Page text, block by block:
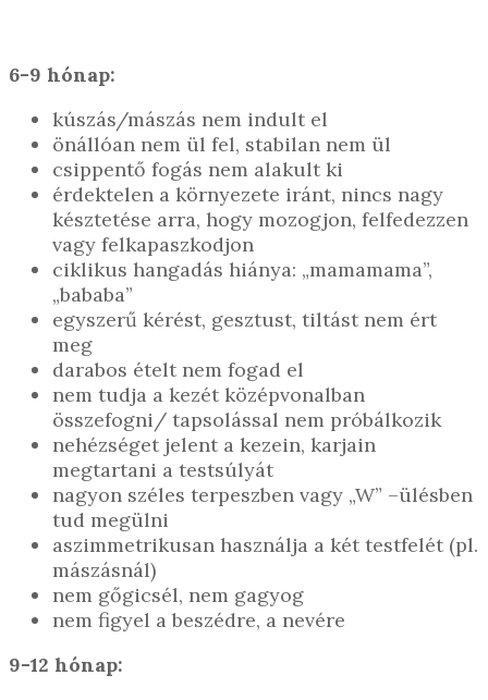
6-9 hónap:
kúszás/mászás nem indult el
önállóan nem ül fel, stabilan nem ül
csippentő fogás nem alakult ki
érdektelen a környezete iránt, nincs nagy
késztetése arra, hogy mozogjon, felfedezzen
vagy felkapaszkodjon
ciklikus hangadás hiánya: „mamamama”,
„bababa”
egyszerű kérést, gesztust, tiltást nem ért
meg
darabos ételt nem fogad el
nem tudja a kezét középvonalban
összefogni/ tapsolással nem próbálkozik
nehézséget jelent a kezein, karjain
megtartani a testsúlyát
nagyon széles terpeszben vagy „W” –ülésben
tud megülni
aszimmetrikusan használja a két testfelét (pl.
mászásnál)
nem gőgicsél, nem gagyog
nem figyel a beszédre, a nevére
9-12 hónap: